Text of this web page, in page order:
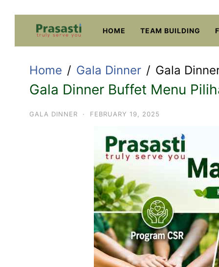
content
HOME TEAM BUILDING
Home Gala Dinner Gala
Gala Dinner Buffet Menu
GALA DINNER · FEBRUARY 19, 2025